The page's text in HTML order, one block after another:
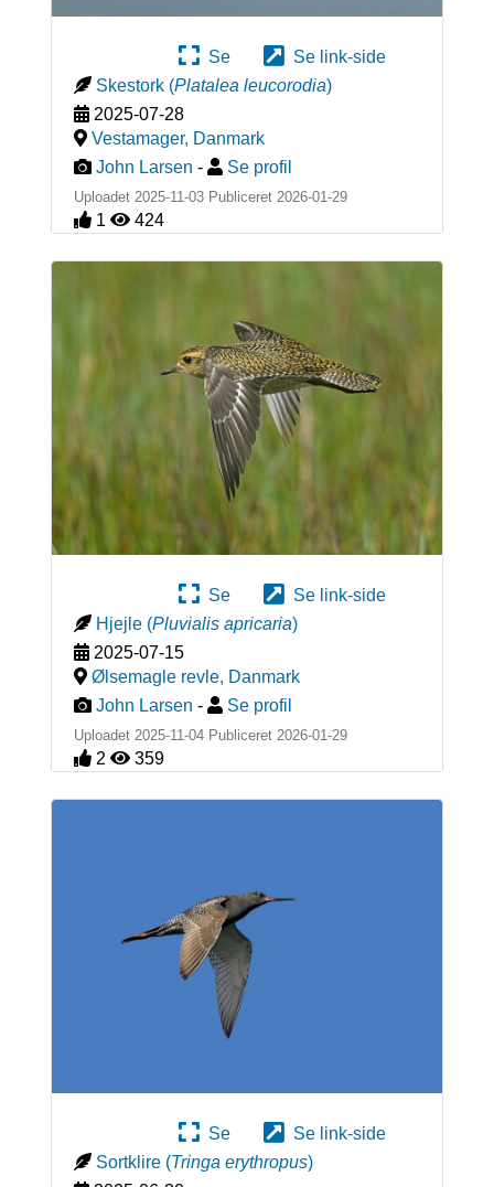
Se
Se link-side
Skestork (Platalea leucorodia)
2025-07-28
Vestamager, Danmark
John Larsen - Se profil
Uploadet 2025-11-03 Publiceret 2026-01-29
1 424
Se
Se link-side
Hjejle (Pluvialis apricaria)
2025-07-15
Ølsemagle revle, Danmark
John Larsen - Se profil
Uploadet 2025-11-04 Publiceret 2026-01-29
2 359
Se
Se link-side
Sortklire (Tringa erythropus)